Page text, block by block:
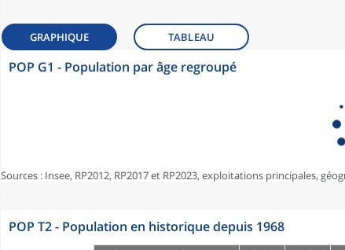
GRAPHIQUE TABLEAU
POP G1 - Population par âge regroupé
Sources : Insee, RP2012, RP2017 et RP2023, exploitations principales,
POP T2 - Population en historique depuis 1968